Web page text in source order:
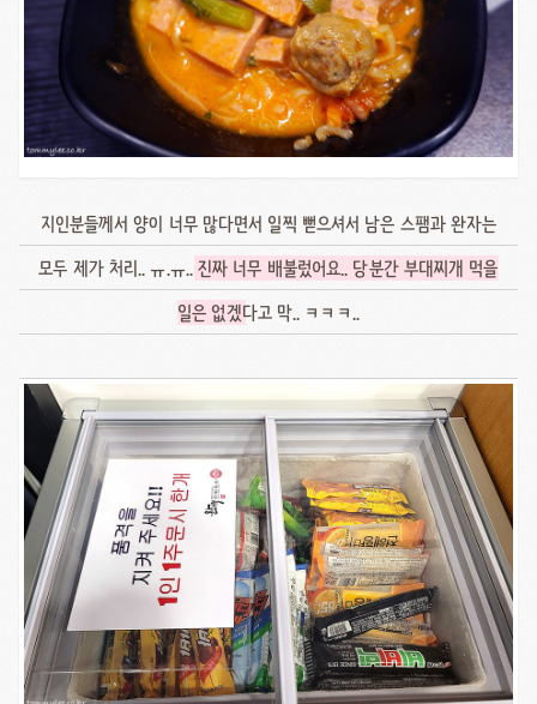
지인분들께서 양이 너무 많다면서 일찍 뻗으셔서 남은 스팸과 완자는
모두 제가 처리.. ㅠ.ㅠ..진짜 너무 배불렀어요.. 당분간 부대찌개 먹을
일은 없겠다고 막.. ㅋㅋㅋ..